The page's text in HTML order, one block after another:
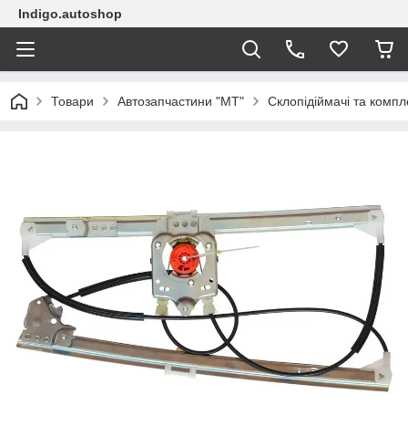
Indigo.autoshop
Товари Автозапчастини "МТ" Склопідіймачі та